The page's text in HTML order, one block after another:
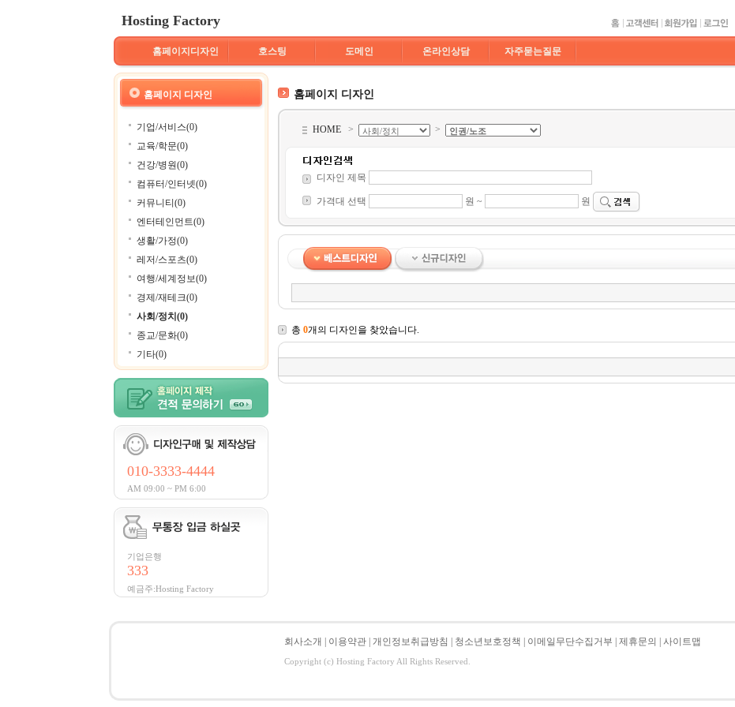
Hosting Factory
홈페이지디자인 호스팅 도메인 온라인상담 자주묻는질문
홈페이지 디자인
기업/서비스(0)
교육/학문(0)
건강/병원(0)
컴퓨터/인터넷(0)
커뮤니티(0)
엔터테인먼트(0)
생활/가정(0)
레저/스포츠(0)
여행/세계정보(0)
경제/재테크(0)
사회/정치(0)
종교/문화(0)
기타(0)
010-3333-4444
AM 09:00 ~ PM 6:00
기업은행
333
예금주:Hosting Factory
홈페이지 디자인
HOME > >
디자인 제목
가격대 선택 원 ~ 원
총 0개의 디자인을 찾았습니다.
회사소개 이용약관 개인정보취급방침 청소년보호정책 이메일무단수집거부 제휴문의 사이트맵
Copyright (c) Hosting Factory All Rights Reserved.